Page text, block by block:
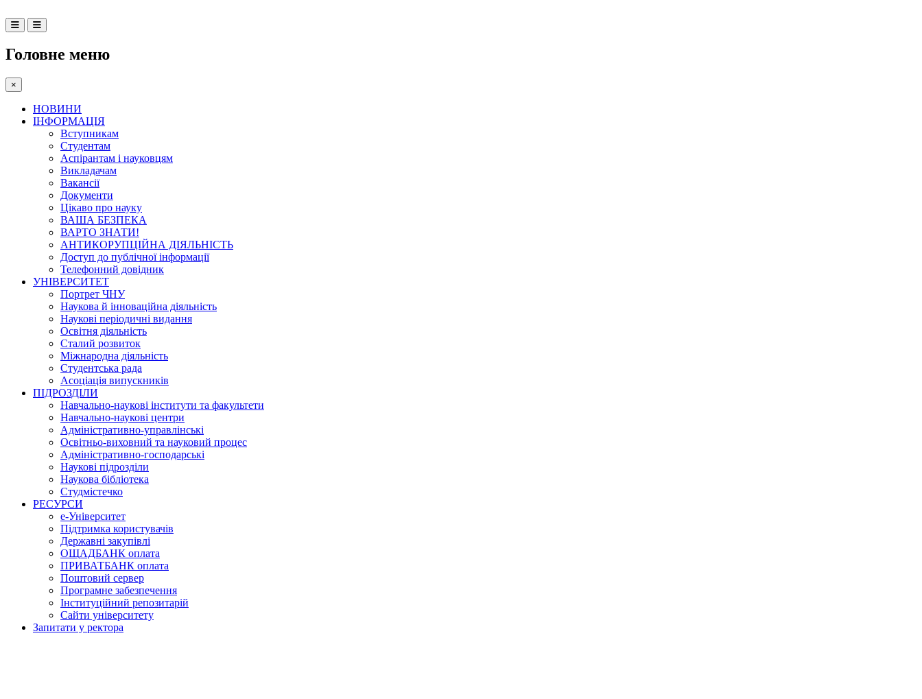
Головне меню
×
НОВИНИ
ІНФОРМАЦІЯ
Вступникам
Студентам
Аспірантам і науковцям
Викладачам
Вакансії
Документи
Цікаво про науку
ВАША БЕЗПЕКА
ВАРТО ЗНАТИ!
АНТИКОРУПЦІЙНА ДІЯЛЬНІСТЬ
Доступ до публічної інформації
Телефонний довідник
УНІВЕРСИТЕТ
Портрет ЧНУ
Наукова й інноваційна діяльність
Наукові періодичні видання
Освітня діяльність
Сталий розвиток
Міжнародна діяльність
Студентська рада
Асоціація випускників
ПІДРОЗДІЛИ
Навчально-наукові інститути та факультети
Навчально-наукові центри
Адміністративно-управлінські
Освітньо-виховний та науковий процес
Адміністративно-господарські
Наукові підрозділи
Наукова бібліотека
Студмістечко
РЕСУРСИ
е-Університет
Підтримка користувачів
Державні закупівлі
ОЩАДБАНК оплата
ПРИВАТБАНК оплата
Поштовий сервер
Програмне забезпечення
Інституційний репозитарій
Сайти університету
Запитати у ректора